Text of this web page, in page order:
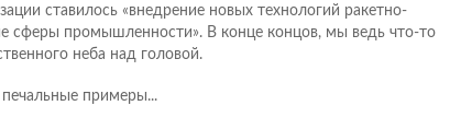
ставилось «внедрение новых технологий ракетно-
сферы промышленности». В конце концов, мы ведь что-то
неба над головой.
примеры...